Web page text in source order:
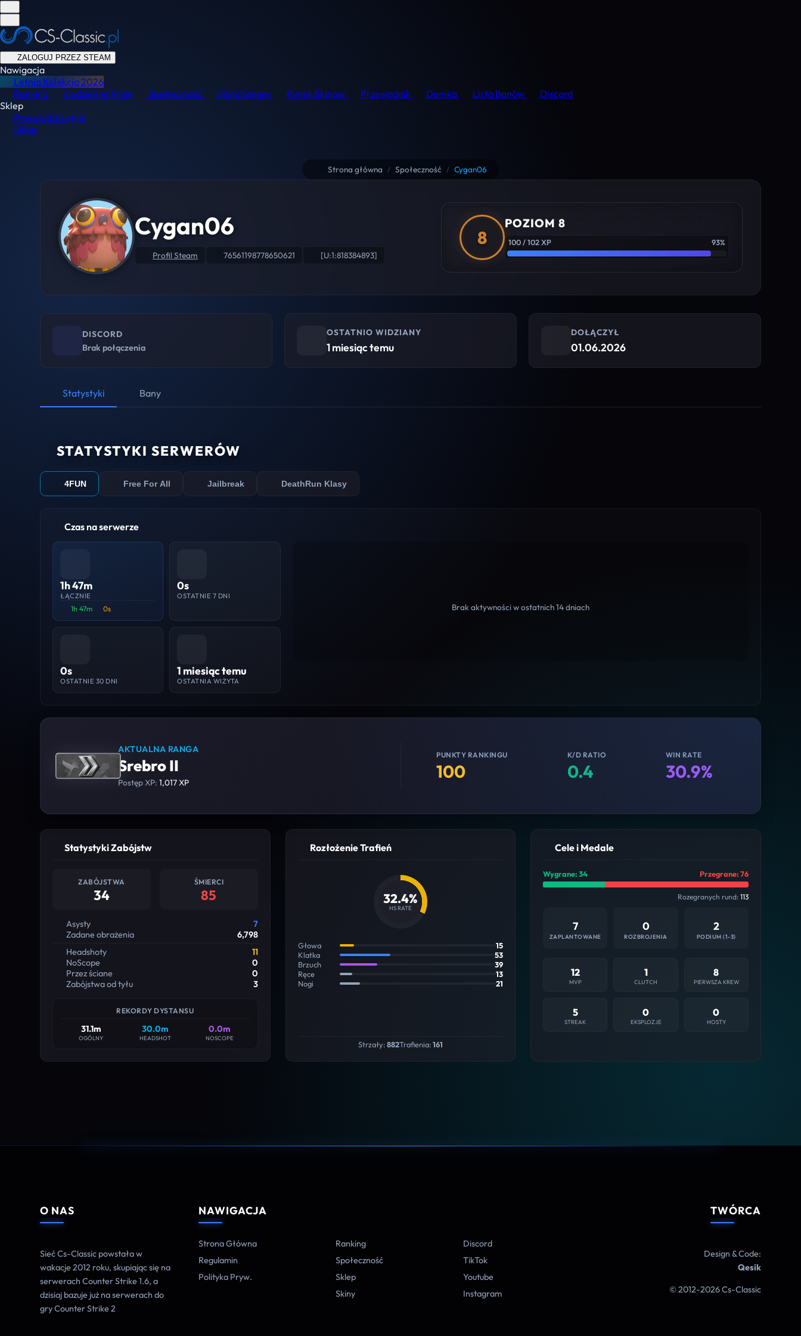
ZALOGUJ PRZEZ STEAM
Nawigacja
Letnia Kolekcja2026
Ranking
Codzienne Misje Społeczność Skinchanger Rynek Skinów Przewodnik Demka Lista Banów
Discord
Sklep
Przeglądaj usługi
Sklep
Strona główna / Społeczność / Cygan06
Cygan06
Profil Steam 76561198778650621 [U:1:818384893]
8
POZIOM 8
100 / 102 XP 93%
DISCORD
Brak połączenia
OSTATNIO WIDZIANY
1 miesiąc temu
DOŁĄCZYŁ
01.06.2026
Statystyki Bany
STATYSTYKI SERWERÓW
4FUN Free For All Jailbreak DeathRun Klasy
Czas na serwerze
1h 47m
ŁĄCZNIE
1h 47m 0s
0s
OSTATNIE 7 DNI
0s
OSTATNIE 30 DNI
1 miesiąc temu
OSTATNIA WIZYTA
Brak aktywności w ostatnich 14 dniach
AKTUALNA RANGA
Srebro II
Postęp XP:1,017 XP
PUNKTY RANKINGU
100
K/D RATIO
0.4
WIN RATE
30.9%
Statystyki Zabójstw
ZABÓJSTWA
34
ŚMIERCI
85
Asysty
7
Zadane obrażenia
6,798
Headshoty
11
NoScope
0
Przez ściane
0
Zabójstwa od tyłu
3
REKORDY DYSTANSU
31.1m
OGÓLNY
30.0m
HEADSHOT
0.0m
NOSCOPE
Rozłożenie Trafień
32.4%
HS RATE
Głowa
15
Klatka
53
Brzuch
39
Ręce
13
Nogi
21
Strzały:882Trafienia:161
Cele i Medale
Wygrane: 34 Przegrane: 76
Rozegranych rund: 113
7
ZAPLANTOWANE
0
ROZBROJENIA
2
PODIUM (1-3)
12
MVP
1
CLUTCH
8
PIERWSZA KREW
5
STREAK
0
EKSPLOZJE
0
HOSTY
O NAS
Sieć Cs-Classic powstała w
wakacje 2012 roku, skupiając się na
serwerach Counter Strike 1.6, a
dzisiaj bazuje już na serwerach do
gry Counter Strike 2
NAWIGACJA
Strona Główna
Regulamin
Polityka Pryw.
Ranking
Społeczność
Sklep
Skiny
Discord
TikTok
Youtube
Instagram
TWÓRCA
Design & Code:
Qesik
© 2012-2026 Cs-Classic